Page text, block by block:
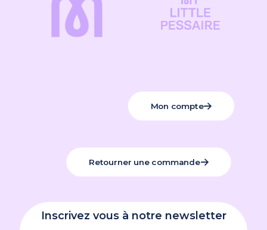
Mon compte
Retourner une commande
Inscrivez vous à notre newsletter